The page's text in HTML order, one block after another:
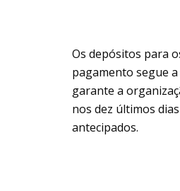
Os depósitos para
pagamento segue
garante a
nos dez últimos
antecipados.